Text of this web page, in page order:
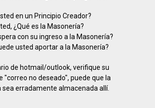
en un Principio Creador?
¿Qué es la Masonería?
con su ingreso a la Masonería?
usted aportar a la Masonería?
de hotmail/outlook, verifique su
"correo no deseado", puede que la
sea erradamente almacenada allí.